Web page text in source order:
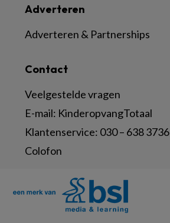
Contact
Veelgestelde vragen
E-mail: KinderopvangTotaal
Klantenservice: 030 – 638 3736
Colofon
Adverteren
Adverteren & Partnerships